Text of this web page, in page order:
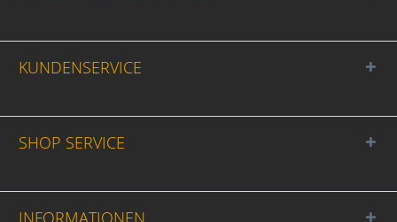
KUNDENSERVICE
SHOP SERVICE